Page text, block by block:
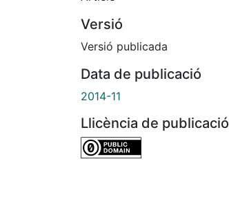
Versió
Versió publicada
Data de publicació
2014-11
Llicència de publicació